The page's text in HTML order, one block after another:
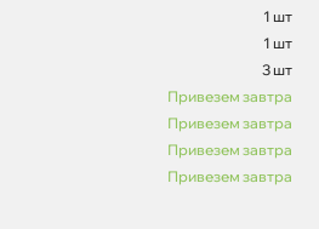
1 шт
1 шт
3 шт
Привезем завтра
Привезем завтра
Привезем завтра
Привезем завтра